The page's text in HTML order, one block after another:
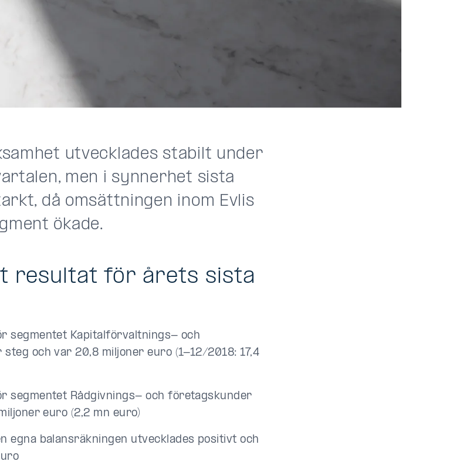
utvecklades stabilt under
men i synnerhet sista
då omsättningen inom Evlis
ökade.
resultat för årets sista
segmentet Kapitalförvaltnings- och
och var 20,8 miljoner euro (1-12/2018: 17,4
segmentet Rådgivnings- och företagskunder
euro (2,2 mn euro)
egna balansräkningen utvecklades positivt och